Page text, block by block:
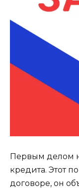
Первым делом
кредита. Этот
договоре, он